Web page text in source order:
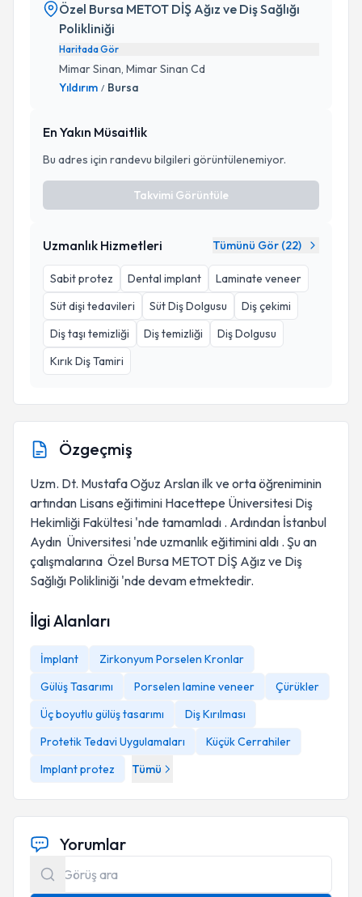
Özel Bursa METOT DİŞ Ağız ve Diş Sağlığı
Polikliniği
Haritada Gör
Mimar Sinan, Mimar Sinan Cd
Yıldırım / Bursa
En Yakın Müsaitlik
Bu adres için randevu bilgileri görüntülenemiyor.
Takvimi Görüntüle
Uzmanlık Hizmetleri Tümünü Gör (22)
Sabit protez Dental implant
Laminate veneer
Süt dişi tedavileri
Süt Diş Dolgusu
Diş çekimi
Diş taşı temizliği
Diş temizliği
Diş Dolgusu
Kırık Diş Tamiri
Özgeçmiş
Uzm. Dt. Mustafa Oğuz Arslan ilk ve orta öğreniminin
artından Lisans eğitimini Hacettepe Üniversitesi Diş
Hekimliği Fakültesi 'nde tamamladı . Ardından İstanbul
Aydın Üniversitesi 'nde uzmanlık eğitimini aldı . Şu an
çalışmalarına Özel Bursa METOT DİŞ Ağız ve Diş
Sağlığı Polikliniği 'nde devam etmektedir.
İlgi Alanları
İmplant
Zirkonyum Porselen Kronlar
Gülüş Tasarımı
Porselen lamine veneer
Çürükler
Üç boyutlu gülüş tasarımı
Diş Kırılması
Protetik Tedavi Uygulamaları
Küçük Cerrahiler
Implant protez
Tümü
Yorumlar